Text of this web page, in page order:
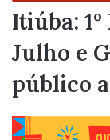
Itiúba:
Julho e
público